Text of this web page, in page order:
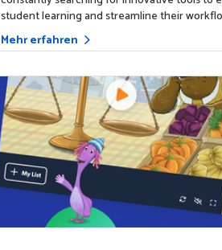
student learning and streamline their
Mehr erfahren